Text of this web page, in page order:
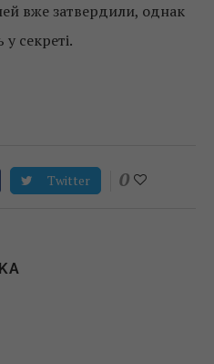
вже затвердили, однак
секреті.
Twitter 0